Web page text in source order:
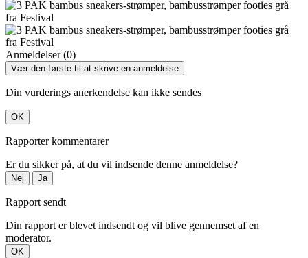
Anmeldelser (0)
Vær den første til at skrive en anmeldelse
Din vurderings anerkendelse kan ikke sendes
OK
Rapporter kommentarer
Er du sikker på, at du vil indsende denne anmeldelse?
Nej Ja
Rapport sendt
Din rapport er blevet indsendt og vil blive gennemset af en
moderator.
OK